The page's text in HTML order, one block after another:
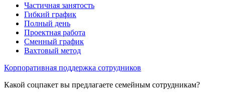
Частичная занятость
Гибкий график
Полный день
Проектная работа
Сменный график
Вахтовый метод
Корпоративная поддержка сотрудников
Какой соцпакет вы предлагаете семейным сотрудникам?